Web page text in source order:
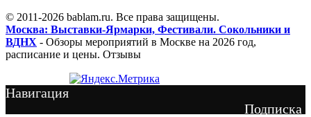
© 2011-2026 bablam.ru. Все права защищены.
Москва: Выставки-Ярмарки, Фестивали. Сокольники и
ВДНХ - Обзоры мероприятий в Москве на 2026 год,
расписание и цены. Отзывы
Навигация
Подписка